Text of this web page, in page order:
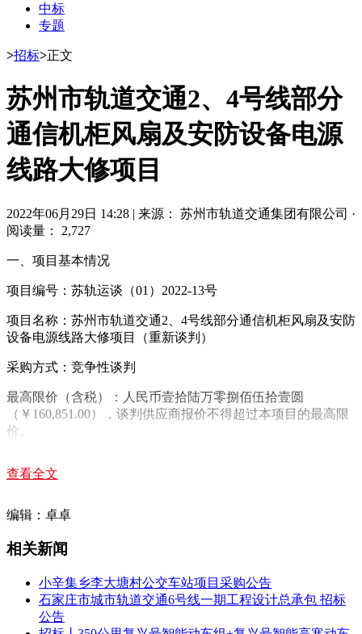
中标
专题
>招标>正文
苏州市轨道交通2、4号线部分
通信机柜风扇及安防设备电源
线路大修项目
2022年06月29日 14:28 | 来源： 苏州市轨道交通集团有限公司 ·
阅读量： 2,727
一、项目基本情况
项目编号：苏轨运谈（01）2022-13号
项目名称：苏州市轨道交通2、4号线部分通信机柜风扇及安防
设备电源线路大修项目（重新谈判）
采购方式：竞争性谈判
最高限价（含税）：人民币壹拾陆万零捌佰伍拾壹圆
（￥160,851.00），谈判供应商报价不得超过本项目的最高限
价。
目拟对松陵车辆段室外6个云台电源线缆、1根安防设备室至运
总线线缆整体更换，并对松陵车辆段安防系统中供电线路进行
改为总电源空开+分路空开+端子排的模式。另外对2号线主线
服务期限：2022年10月1日-2022年12月31日
采购单位有权对上述日期进行调整，谈判供应商须承诺服从谈
查看全文
编辑：卓卓
相关新闻
小辛集乡李大塘村公交车站项目采购公告
石家庄市城市轨道交通6号线一期工程设计总承包 招标
公告